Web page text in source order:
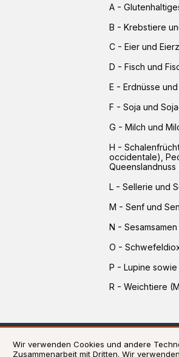
A -
B - Krebstiere
C - Eier und
D - Fisch und
E - Erdnüsse
F - Soja und
G - Milch und
H -
occidentale),
L - Sellerie und
M - Senf und
N -
O -
P - Lupine sowie
R - Weichtiere
Wir verwenden Cookies und andere
Zusammenarbeit mit Dritten. Wir